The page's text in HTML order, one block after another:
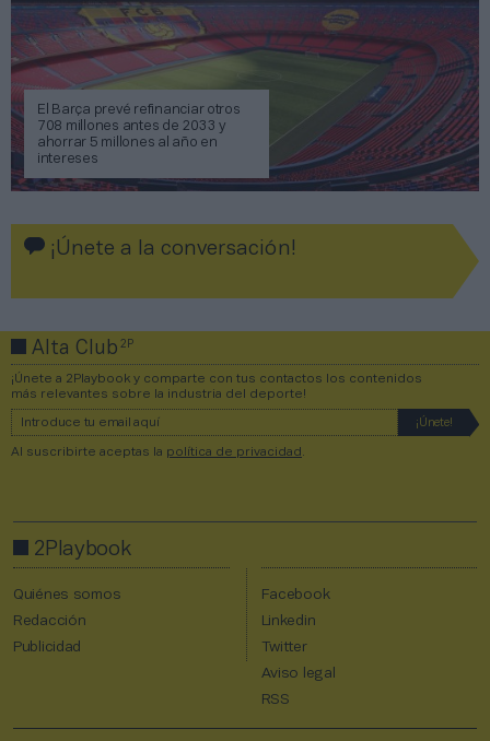
El Barça prevé refinanciar otros
708 millones antes de 2033 y
ahorrar 5 millones al año en
intereses
¡Únete a la conversación!
Alta Club2P
¡Únete a 2Playbook y comparte con tus contactos los contenidos
más relevantes sobre la industria del deporte!
Al suscribirte aceptas la política de privacidad .
2Playbook
Quiénes somos
Redacción
Publicidad
Facebook
Linkedin
Twitter
Aviso legal
RSS